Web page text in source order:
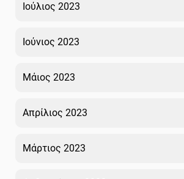
Ιούλιος 2023
Ιούνιος 2023
Μάιος 2023
Απρίλιος 2023
Μάρτιος 2023